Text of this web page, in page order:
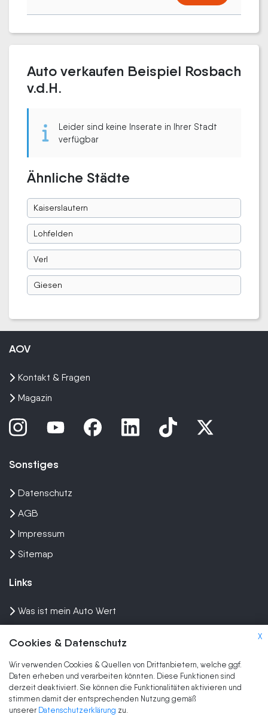
Auto verkaufen Beispiel Rosbach
v.d.H.
Leider sind keine Inserate in Ihrer Stadt
verfügbar
Ähnliche Städte
Kaiserslautern
Lohfelden
Verl
Giesen
X
Cookies & Datenschutz
Wir verwenden Cookies & Quellen von Drittanbietern, welche ggf.
Daten erheben und verarbeiten könnten. Diese Funktionen sind
derzeit deaktiviert. Sie können die Funktionalitäten aktivieren und
stimmen damit der entsprechenden Nutzung gemäß
unserer Datenschutzerklärung zu.
AOV
Kontakt & Fragen
Magazin
Sonstiges
Datenschutz
AGB
Impressum
Sitemap
Links
Was ist mein Auto Wert
Wir kaufen dein Auto
Marken